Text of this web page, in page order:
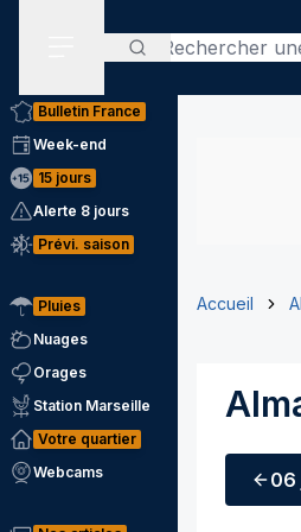
Rechercher
Bulletin France
Week-end
15 jours
Alerte 8 jours
Prévi. saison
Pluies
Nuages
Orages
Station Marseille
Votre quartier
Webcams
Accueil
06